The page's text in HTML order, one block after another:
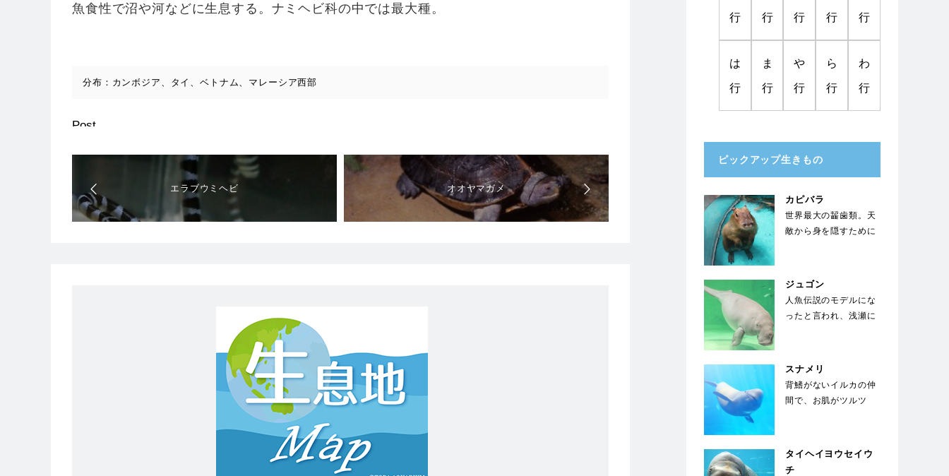
魚食性で沼や河などに生息する。ナミヘビ科の中では最大種。
分布：カンボジア、タイ、ベトナム、マレーシア西部
Post
エラブウミヘビ オオヤマガメ
行 行 行 行 行
は
行
ま
行
や
行
ら
行
わ
行
ピックアップ生きもの
カピバラ
世界最大の齧歯類。天
敵から身を隠すために
ジュゴン
人魚伝説のモデルにな
ったと言われ、浅瀬に
スナメリ
背鰭がないイルカの仲
間で、お肌がツルツ
る身…
タイヘイヨウセイウ
チ